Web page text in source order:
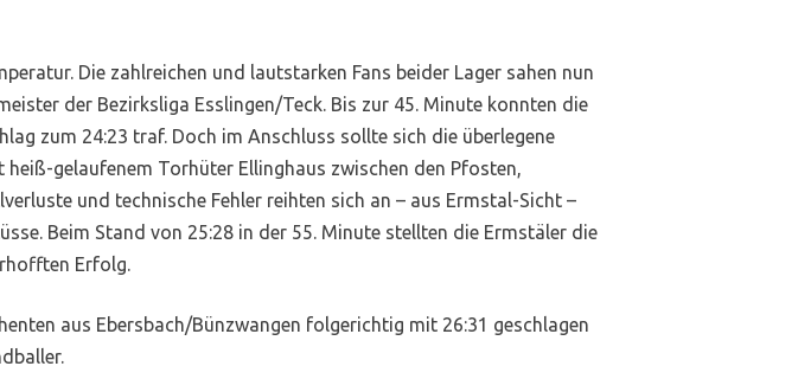
Die zahlreichen und lautstarken Fans beider Lager sahen nun
der Bezirksliga Esslingen/Teck. Bis zur 45. Minute konnten die
zum 24:23 traf. Doch im Anschluss sollte sich die überlegene
gelaufenem Torhüter Ellinghaus zwischen den Pfosten,
und technische Fehler reihten sich an – aus Ermstal-Sicht –
Beim Stand von 25:28 in der 55. Minute stellten die Ermstäler die
Erfolg.
aus Ebersbach/Bünzwangen folgerichtig mit 26:31 geschlagen